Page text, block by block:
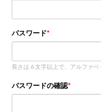
パスワード
長さは 6 文字以上で、アルファベ
パスワードの確認